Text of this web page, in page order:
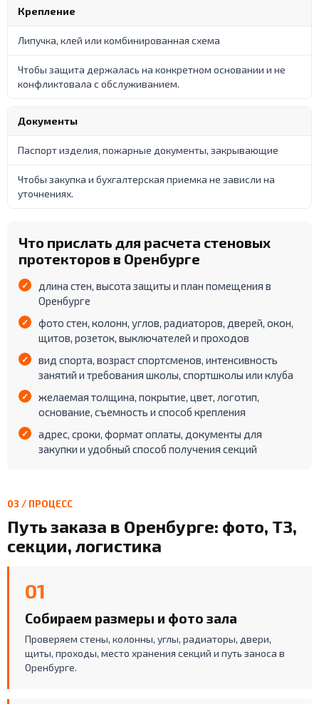
Крепление
Липучка, клей или комбинированная схема
Чтобы защита держалась на конкретном основании и не
конфликтовала с обслуживанием.
Документы
Паспорт изделия, пожарные документы, закрывающие
Чтобы закупка и бухгалтерская приемка не зависли на
уточнениях.
Что прислать для расчета стеновых
протекторов в Оренбурге
длина стен, высота защиты и план помещения в
Оренбурге
фото стен, колонн, углов, радиаторов, дверей, окон,
щитов, розеток, выключателей и проходов
вид спорта, возраст спортсменов, интенсивность
занятий и требования школы, спортшколы или клуба
желаемая толщина, покрытие, цвет, логотип,
основание, съемность и способ крепления
адрес, сроки, формат оплаты, документы для
закупки и удобный способ получения секций
03 / ПРОЦЕСС
Путь заказа в Оренбурге: фото, ТЗ,
секции, логистика
01
Собираем размеры и фото зала
Проверяем стены, колонны, углы, радиаторы, двери,
щиты, проходы, место хранения секций и путь заноса в
Оренбурге.